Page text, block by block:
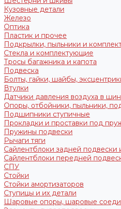
Кузовные детали
Железо
Оптика
Пластик и прочее
Подкрылки, пыльники и
Стекла и комплектующие
Тросы багажника и капота
Подвеска
Болты, гайки, шайбы,
Втулки
Датчики давления воздуха в
Опоры, отбойники, пыльники,
Подшипники ступичные
Прокладки и проставки под
Пружины подвески
Рычаги тяги
Сайлентблоки задней
Сайлентблоки передней
СПУ
Стойки
Стойки амортизаторов
Ступицы и их детали
Шаровые опоры, шаровые